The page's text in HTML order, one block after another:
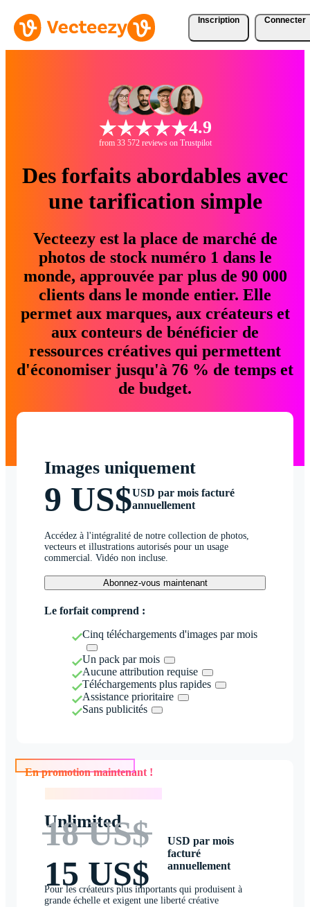
Inscription Connecter
4.9
from 33 572 reviews on Trustpilot
Des forfaits abordables avec
une tarification simple
Vecteezy est la place de marché de
photos de stock numéro 1 dans le
monde, approuvée par plus de 90 000
clients dans le monde entier. Elle
permet aux marques, aux créateurs et
aux conteurs de bénéficier de
ressources créatives qui permettent
d'économiser jusqu'à 76 % de temps et
de budget.
Images uniquement
9 US$USD par mois facturé
annuellement
Accédez à l'intégralité de notre collection de photos,
vecteurs et illustrations autorisés pour un usage
commercial. Vidéo non incluse.
Abonnez-vous maintenant
Le forfait comprend :
Cinq téléchargements d'images par mois
Un pack par mois
Aucune attribution requise
Téléchargements plus rapides
Assistance prioritaire
Sans publicités
En promotion maintenant !
Unlimited
18 US$
15 US$
USD par mois
facturé
annuellement
Pour les créateurs plus importants qui produisent à
grande échelle et exigent une liberté créative